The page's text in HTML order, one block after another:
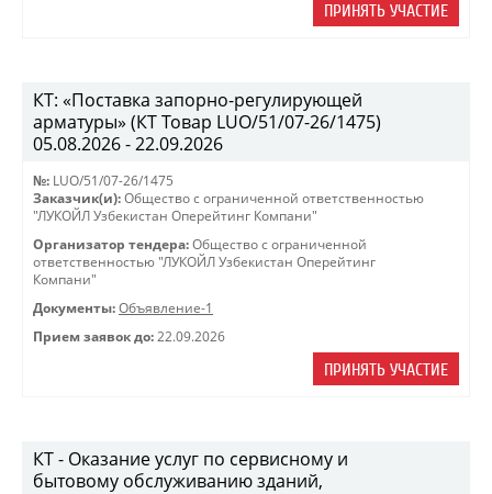
ПРИНЯТЬ УЧАСТИЕ
КТ: «Поставка запорно-регулирующей
арматуры» (КТ Товар LUO/51/07-26/1475)
05.08.2026 - 22.09.2026
№: LUO/51/07-26/1475
Заказчик(и): Общество с ограниченной ответственностью
"ЛУКОЙЛ Узбекистан Оперейтинг Компани"
Организатор тендера: Общество с ограниченной
ответственностью "ЛУКОЙЛ Узбекистан Оперейтинг
Компани"
Документы: Объявление-1
Прием заявок до: 22.09.2026
ПРИНЯТЬ УЧАСТИЕ
КТ - Оказание услуг по сервисному и
бытовому обслуживанию зданий,